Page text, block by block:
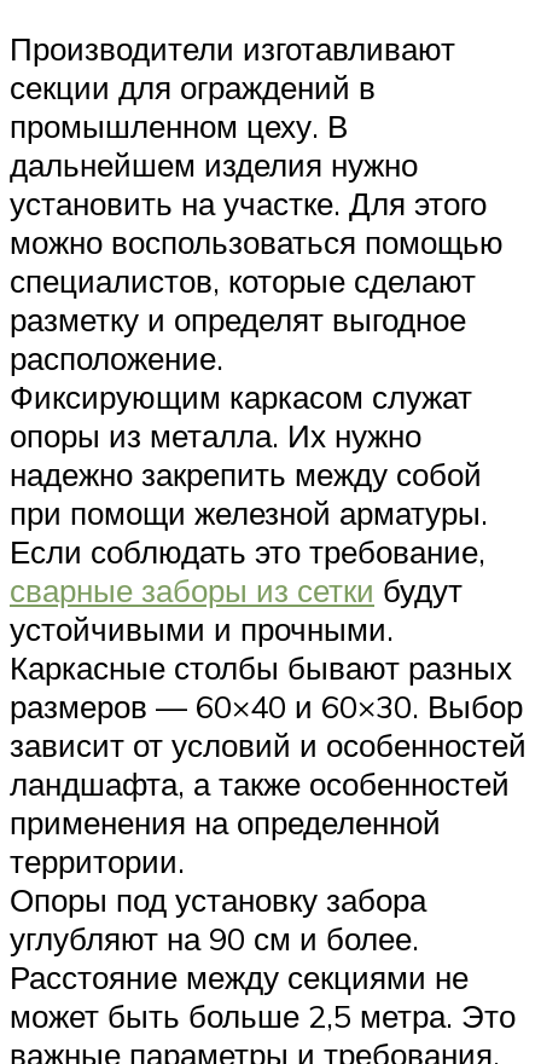
Производители изготавливают
секции для ограждений в
промышленном цеху. В
дальнейшем изделия нужно
установить на участке. Для этого
можно воспользоваться помощью
специалистов, которые сделают
разметку и определят выгодное
расположение.
Фиксирующим каркасом служат
опоры из металла. Их нужно
надежно закрепить между собой
при помощи железной арматуры.
Если соблюдать это требование,
сварные заборы из сетки будут
устойчивыми и прочными.
Каркасные столбы бывают разных
размеров — 60×40 и 60×30. Выбор
зависит от условий и особенностей
ландшафта, а также особенностей
применения на определенной
территории.
Опоры под установку забора
углубляют на 90 см и более.
Расстояние между секциями не
может быть больше 2,5 метра. Это
важные параметры и требования,